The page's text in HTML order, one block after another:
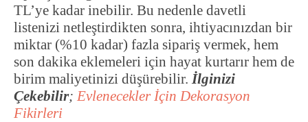
TL’ye kadar inebilir. Bu nedenle davetli
listenizi netleştirdikten sonra, ihtiyacınızdan bir
miktar (%10 kadar) fazla sipariş vermek, hem
son dakika eklemeleri için hayat kurtarır hem de
birim maliyetinizi düşürebilir. İlginizi
Çekebilir; Evlenecekler İçin Dekorasyon
Fikirleri